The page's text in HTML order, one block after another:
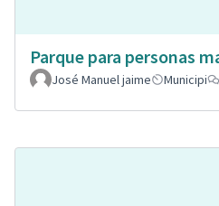
Parque para personas
José Manuel jaime
Municipi